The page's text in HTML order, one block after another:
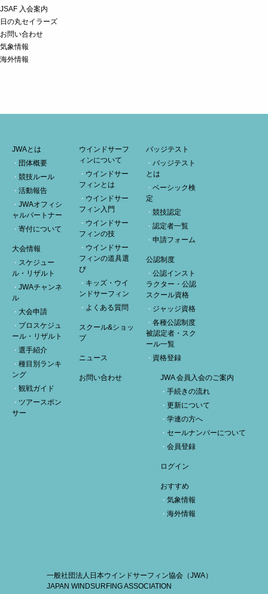
JSAF 入会案内
日の丸セイラーズ
お問い合わせ
気象情報
海外情報
JWAとは
団体概要
競技ルール
活動報告
JWAオフィシ
ャルパートナー
寄付について
大会情報
スケジュー
ル・リザルト
JWAチャンネ
ル
大会申請
プロスケジュ
ール・リザルト
選手紹介
種目別ランキ
ング
観戦ガイド
ツアースポン
サー
ウインドサーフ
ィンについて
ウインドサー
フィンとは
ウインドサー
フィン入門
ウインドサー
フィンの技
ウインドサー
フィンの道具選
び
キッズ・ウイ
ンドサーフィン
よくある質問
スクール&ショッ
プ
ニュース
お問い合わせ
バッジテスト
バッジテスト
とは
ベーシック検
定
競技認定
認定者一覧
申請フォーム
公認制度
公認インスト
ラクター・公認
スクール資格
ジャッジ資格
各種公認制度
被認定者・スク
ール一覧
資格登録
JWA 会員入会のご案内
手続きの流れ
更新について
学連の方へ
セールナンバーについて
会員登録
ログイン
おすすめ
気象情報
海外情報
一般社団法人日本ウインドサーフィン協会（JWA）
JAPAN WINDSURFING ASSOCIATION